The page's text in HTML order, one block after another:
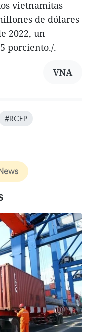
vietnamitas
de dólares
2022, un
porciento./.
VNA
#RCEP